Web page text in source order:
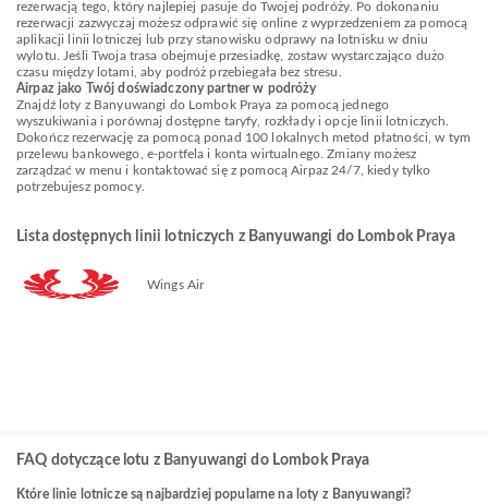
rezerwacją tego, który najlepiej pasuje do Twojej podróży. Po dokonaniu
rezerwacji zazwyczaj możesz odprawić się online z wyprzedzeniem za pomocą
aplikacji linii lotniczej lub przy stanowisku odprawy na lotnisku w dniu
wylotu. Jeśli Twoja trasa obejmuje przesiadkę, zostaw wystarczająco dużo
czasu między lotami, aby podróż przebiegała bez stresu.
Airpaz jako Twój doświadczony partner w podróży
Znajdź loty z Banyuwangi do Lombok Praya za pomocą jednego
wyszukiwania i porównaj dostępne taryfy, rozkłady i opcje linii lotniczych.
Dokończ rezerwację za pomocą ponad 100 lokalnych metod płatności, w tym
przelewu bankowego, e-portfela i konta wirtualnego. Zmiany możesz
zarządzać w menu i kontaktować się z pomocą Airpaz 24/7, kiedy tylko
potrzebujesz pomocy.
Lista dostępnych linii lotniczych z Banyuwangi do Lombok Praya
Wings Air
FAQ dotyczące lotu z Banyuwangi do Lombok Praya
Które linie lotnicze są najbardziej popularne na loty z Banyuwangi?